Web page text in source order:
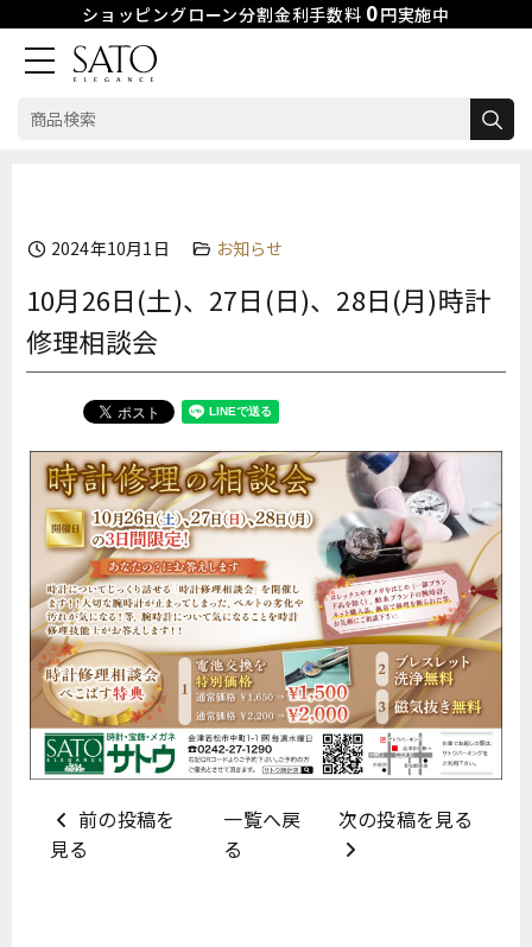
ショッピングローン分割金利手数料 0円実施中
検
2024年10月1日 お知らせ
10月26日(土)、27日(日)、28日(月)時計
修理相談会
前の投稿を
見る
一覧へ戻
る
次の投稿を見る